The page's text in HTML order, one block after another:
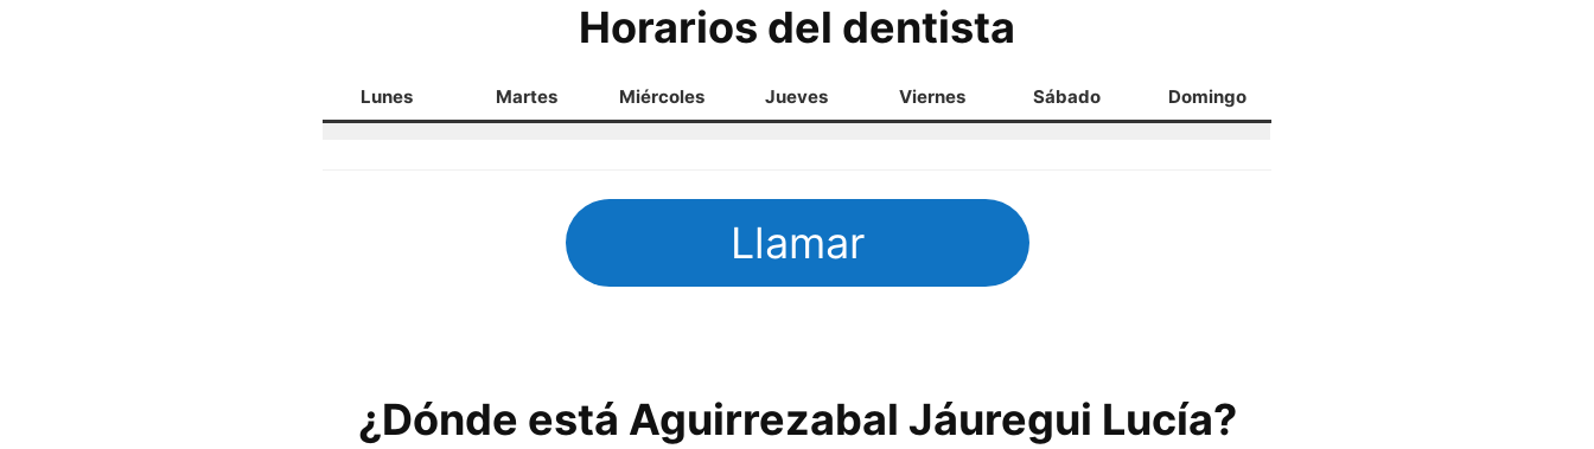
Horarios del dentista
Lunes Martes Miércoles Jueves Viernes Sábado Domingo
Llamar
¿Dónde está Aguirrezabal Jáuregui Lucía?